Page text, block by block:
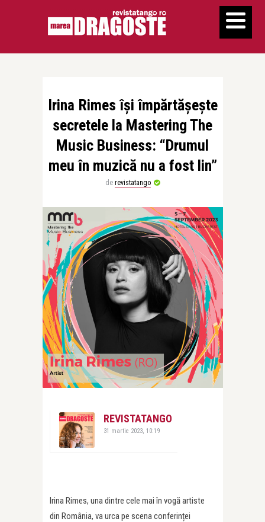
Irina Rimes își împărtășește
secretele la Mastering The
Music Business: “Drumul
meu în muzică nu a fost lin”
de revistatango
REVISTATANGO
31 martie 2023, 10:19
Irina Rimes, una dintre cele mai în vogă artiste
din România, va urca pe scena conferinței